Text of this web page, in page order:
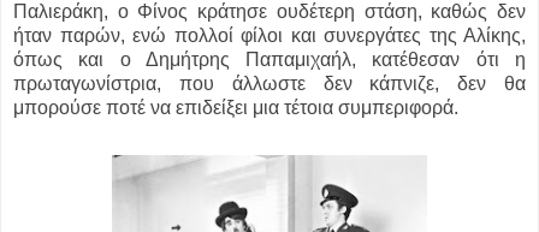
Παλιεράκη, ο Φίνος κράτησε ουδέτερη στάση, καθώς δεν
ήταν παρών, ενώ πολλοί φίλοι και συνεργάτες της Αλίκης,
όπως και ο Δημήτρης Παπαμιχαήλ, κατέθεσαν ότι η
πρωταγωνίστρια, που άλλωστε δεν κάπνιζε, δεν θα
μπορούσε ποτέ να επιδείξει μια τέτοια συμπεριφορά.